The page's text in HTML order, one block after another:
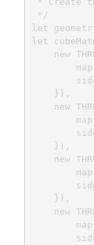
*/
let
let
new
    }),
new
    }),
new
    }),
new